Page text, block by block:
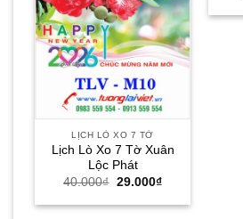
LỊCH LÒ XO 7 TỜ
Lịch Lò Xo 7 Tờ Xuân
Lộc Phát
40.000₫ Giá
là:
29.000₫Giá
tại